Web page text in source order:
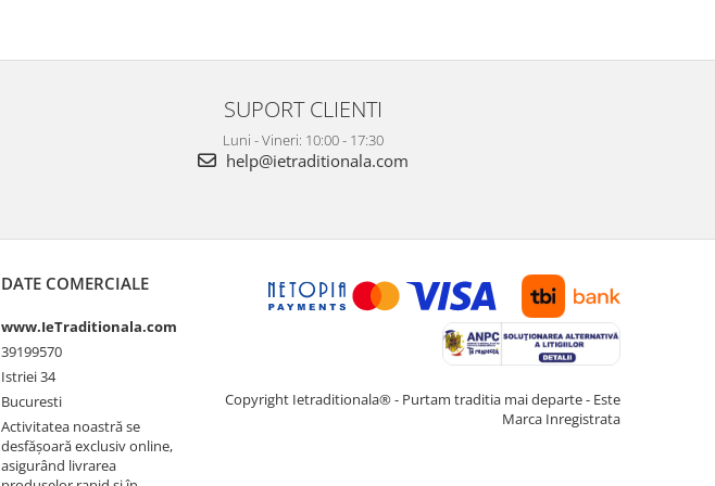
SUPORT CLIENTI
Luni - Vineri: 10:00 - 17:30
help@ietraditionala.com
DATE COMERCIALE
www.IeTraditionala.com
39199570
Istriei 34
Bucuresti
Activitatea noastră se
desfășoară exclusiv online,
asigurând livrarea
Copyright Ietraditionala® - Purtam traditia mai departe - Este
Marca Inregistrata